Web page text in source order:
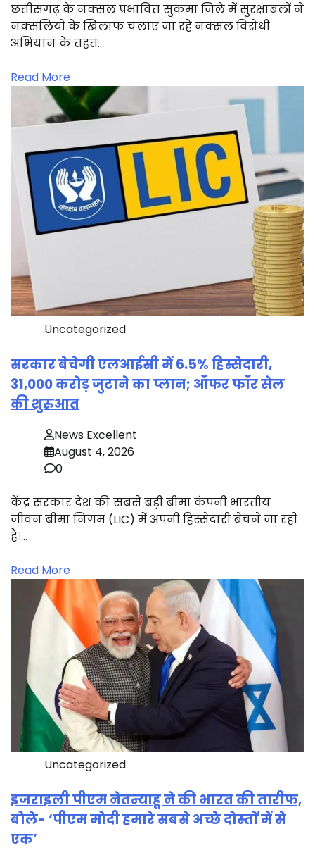
छत्तीसगढ़ के नक्सल प्रभावित सुकमा जिले में सुरक्षाबलों ने
नक्सलियों के खिलाफ चलाए जा रहे नक्सल विरोधी
अभियान के तहत…
Read More
Uncategorized
सरकार बेचेगी एलआईसी में 6.5% हिस्सेदारी,
31,000 करोड़ जुटाने का प्लान; ऑफर फॉर सेल
की शुरुआत
News Excellent
August 4, 2026
0
केंद्र सरकार देश की सबसे बड़ी बीमा कंपनी भारतीय
जीवन बीमा निगम (LIC) में अपनी हिस्सेदारी बेचने जा रही
है।…
Read More
Uncategorized
इजराइली पीएम नेतन्याहू ने की भारत की तारीफ,
बोले- ‘पीएम मोदी हमारे सबसे अच्छे दोस्तों में से
एक’